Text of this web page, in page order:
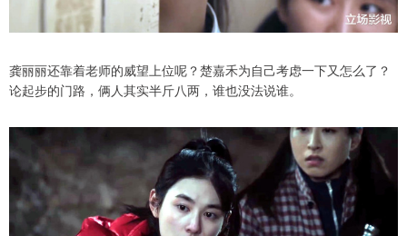
龚丽丽还靠着老师的威望上位呢？楚嘉禾为自己考虑一下又怎么了？
论起步的门路，俩人其实半斤八两，谁也没法说谁。